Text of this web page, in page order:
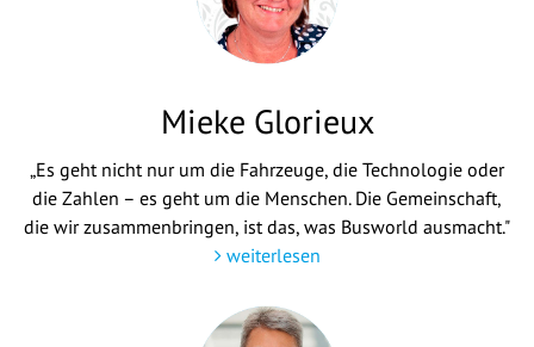
Mieke Glorieux
„Es geht nicht nur um die Fahrzeuge, die Technologie oder
die Zahlen – es geht um die Menschen. Die Gemeinschaft,
die wir zusammenbringen, ist das, was Busworld ausmacht."
weiterlesen